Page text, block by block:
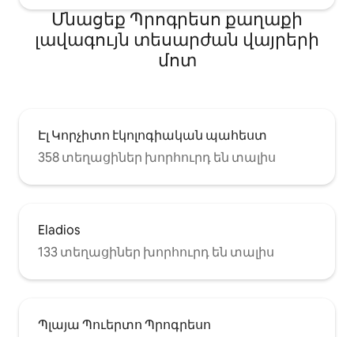
Մնացեք Պրոգրեսո քաղաքի
լավագույն տեսարժան վայրերի
մոտ
Էլ Կորչիտո էկոլոգիական պահեստ
358 տեղացիներ խորհուրդ են տալիս
Eladios
133 տեղացիներ խորհուրդ են տալիս
Պլայա Պուերտո Պրոգրեսո